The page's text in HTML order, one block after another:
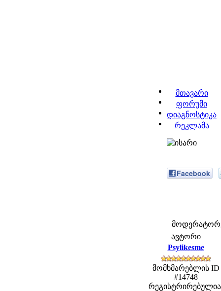
მთავარი
ფორუმი
დიაგნოსტიკა
რეკლამა
Facebook
ავტორი
Psylikesme
მომხმარებლის ID
#14748